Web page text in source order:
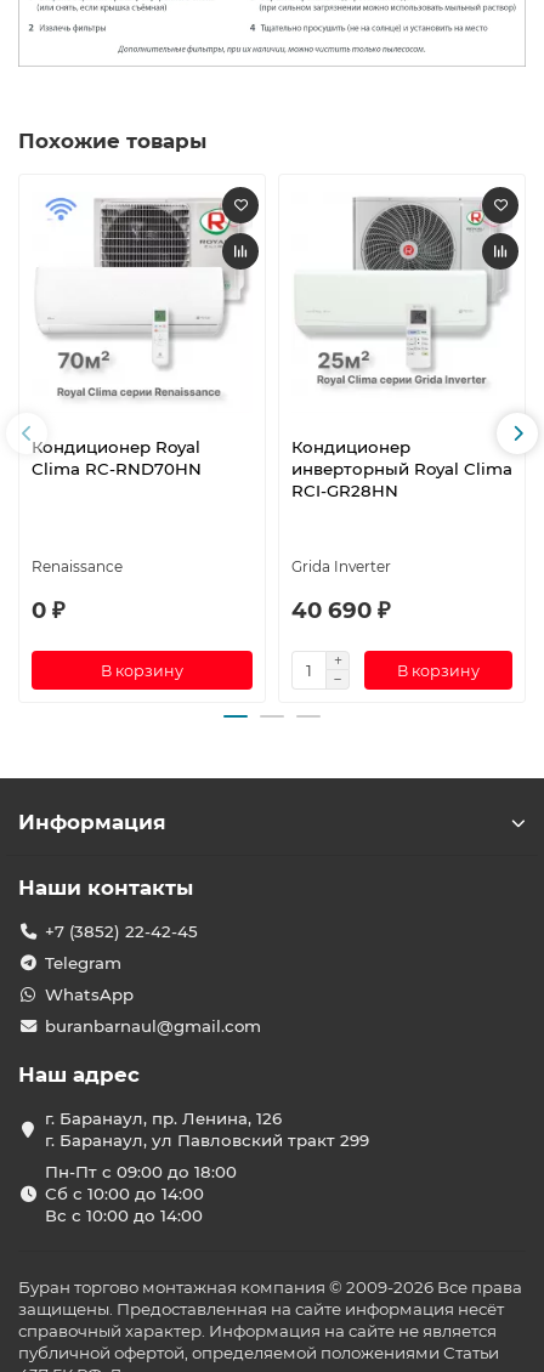
Похожие товары
Кондиционер Royal
Clima RC-RND70HN
Renaissance
0 ₽
В корзину
Кондиционер
инверторный Royal Clima
RCI-GR28HN
Grida Inverter
40 690 ₽
В корзину
Информация
Наши контакты
+7 (3852) 22-42-45
Telegram
WhatsApp
buranbarnaul@gmail.com
Наш адрес
г. Баранаул, пр. Ленина, 126
г. Баранаул, ул Павловский тракт 299
Пн-Пт с 09:00 до 18:00
Сб с 10:00 до 14:00
Вс с 10:00 до 14:00
Буран торгово монтажная компания © 2009-2026 Все права
защищены. Предоставленная на сайте информация несёт
справочный характер. Информация на сайте не является
публичной офертой, определяемой положениями Статьи